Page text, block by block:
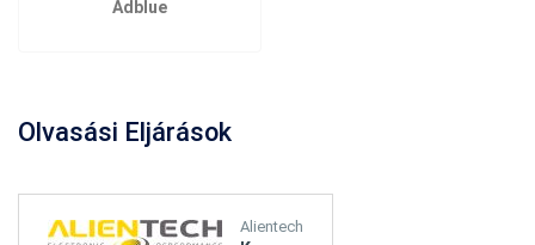
Adblue
Olvasási Eljárások
Alientech